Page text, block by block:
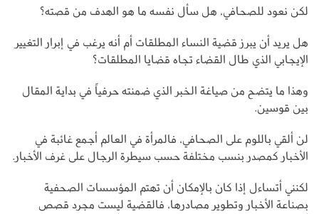
لكن نعود للصحافي، هل سأل نفسه ما هو الهدف من قصته؟
هل يريد أن يبرز قضية النساء المطلقات أم أنه يرغب في إبرار التغيير
الإيجابي الذي طال القضاء تجاه قضايا المطلقات؟
وهذا ما يتضح من صياغة الخبر الذي ضمنته حرفياً في بداية المقال
بين قوسين.
لن ألقي باللوم على الصحافي، فالمرأة في العالم أجمع غائبة في
الأخبار كمصدر بنسب مختلفة حسب سيطرة الرجال على غرف الأخبار.
لكنني أتساءل إذا كان بالإمكان أن تهتم المؤسسات الصحفية
بصناعة الأخبار وتطوير مصادرها، فالقضية ليست مجرد قصص